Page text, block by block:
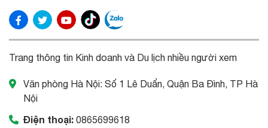
Trang thông tin Kinh doanh và Du lịch nhiều người xem
Văn phòng Hà Nội: Số 1 Lê Duẩn, Quận Ba Đình, TP Hà
Nội
Điện thoại: 0865699618